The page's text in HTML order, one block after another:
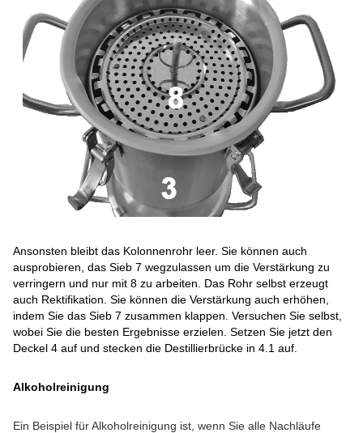
Ansonsten bleibt das Kolonnenrohr leer. Sie können auch
ausprobieren, das Sieb 7 wegzulassen um die Verstärkung zu
verringern und nur mit 8 zu arbeiten. Das Rohr selbst erzeugt
auch Rektifikation. Sie können die Verstärkung auch erhöhen,
indem Sie das Sieb 7 zusammen klappen. Versuchen Sie selbst,
wobei Sie die besten Ergebnisse erzielen. Setzen Sie jetzt den
Deckel 4 auf und stecken die Destillierbrücke in 4.1 auf.
Alkoholreinigung
Ein Beispiel für Alkoholreinigung ist, wenn Sie alle Nachläufe